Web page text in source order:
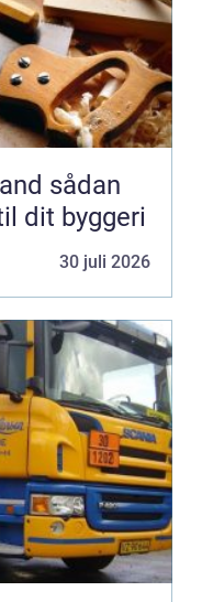
dit byggeri
30 juli 2026